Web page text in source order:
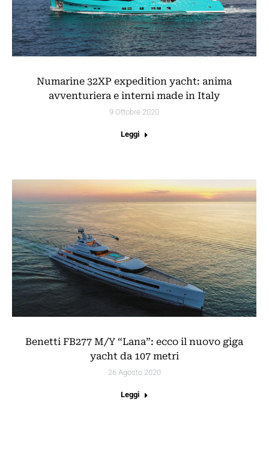
Numarine 32XP expedition yacht: anima
avventuriera e interni made in Italy
9 Ottobre 2020
Leggi
Benetti FB277 M/Y “Lana”: ecco il nuovo giga
yacht da 107 metri
26 Agosto 2020
Leggi